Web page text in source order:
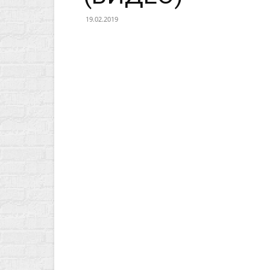
19.02.2019